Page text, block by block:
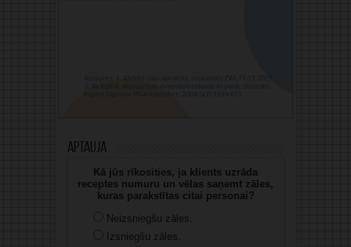
Aptauja
Kā jūs rīkosities, ja klients uzrāda
receptes numuru un vēlas saņemt zāles,
kuras parakstītas citai personai?
Neizsniegšu zāles.
Izsniegšu zāles.